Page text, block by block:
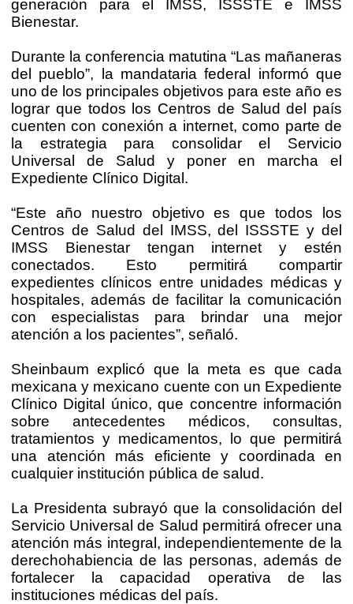
generación para el IMSS, ISSSTE e IMSS
Bienestar.
Durante la conferencia matutina “Las mañaneras
del pueblo”, la mandataria federal informó que
uno de los principales objetivos para este año es
lograr que todos los Centros de Salud del país
cuenten con conexión a internet, como parte de
la estrategia para consolidar el Servicio
Universal de Salud y poner en marcha el
Expediente Clínico Digital.
“Este año nuestro objetivo es que todos los
Centros de Salud del IMSS, del ISSSTE y del
IMSS Bienestar tengan internet y estén
conectados. Esto permitirá compartir
expedientes clínicos entre unidades médicas y
hospitales, además de facilitar la comunicación
con especialistas para brindar una mejor
atención a los pacientes”, señaló.
Sheinbaum explicó que la meta es que cada
mexicana y mexicano cuente con un Expediente
Clínico Digital único, que concentre información
sobre antecedentes médicos, consultas,
tratamientos y medicamentos, lo que permitirá
una atención más eficiente y coordinada en
cualquier institución pública de salud.
La Presidenta subrayó que la consolidación del
Servicio Universal de Salud permitirá ofrecer una
atención más integral, independientemente de la
derechohabiencia de las personas, además de
fortalecer la capacidad operativa de las
instituciones médicas del país.